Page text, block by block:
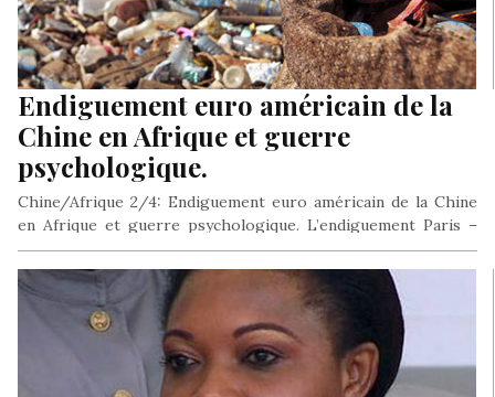
Endiguement euro américain de la
Chine en Afrique et guerre
psychologique.
Chine/Afrique 2/4: Endiguement euro américain de la Chine
en Afrique et guerre psychologique. L’endiguement Paris –
Grand vainqueur de la…